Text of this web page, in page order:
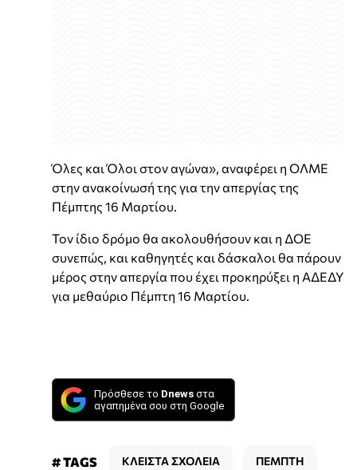
Όλες και Όλοι στον αγώνα», αναφέρει η ΟΛΜΕ
στην ανακοίνωσή της για την απεργίας της
Πέμπτης 16 Μαρτίου.
Τον ίδιο δρόμο θα ακολουθήσουν και η ΔΟΕ
συνεπώς, και καθηγητές και δάσκαλοι θα πάρουν
μέρος στην απεργία που έχει προκηρύξει η ΑΔΕΔΥ
για μεθαύριο Πέμπτη 16 Μαρτίου.
Πρόσθεσε το Dnews στα
αγαπημένα σου στη Google
# TAGS ΚΛΕΙΣΤΑ ΣΧΟΛΕΙΑ ΠΕΜΠΤΗ